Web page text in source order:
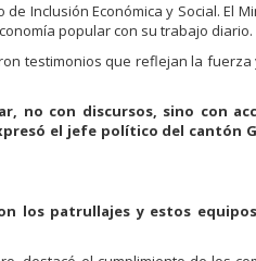
Inclusión Económica y Social. El
popular con su trabajo diario.
testimonios que reflejan la fuerza
no con discursos, sino con
el jefe político del cantón
los patrullajes y estos